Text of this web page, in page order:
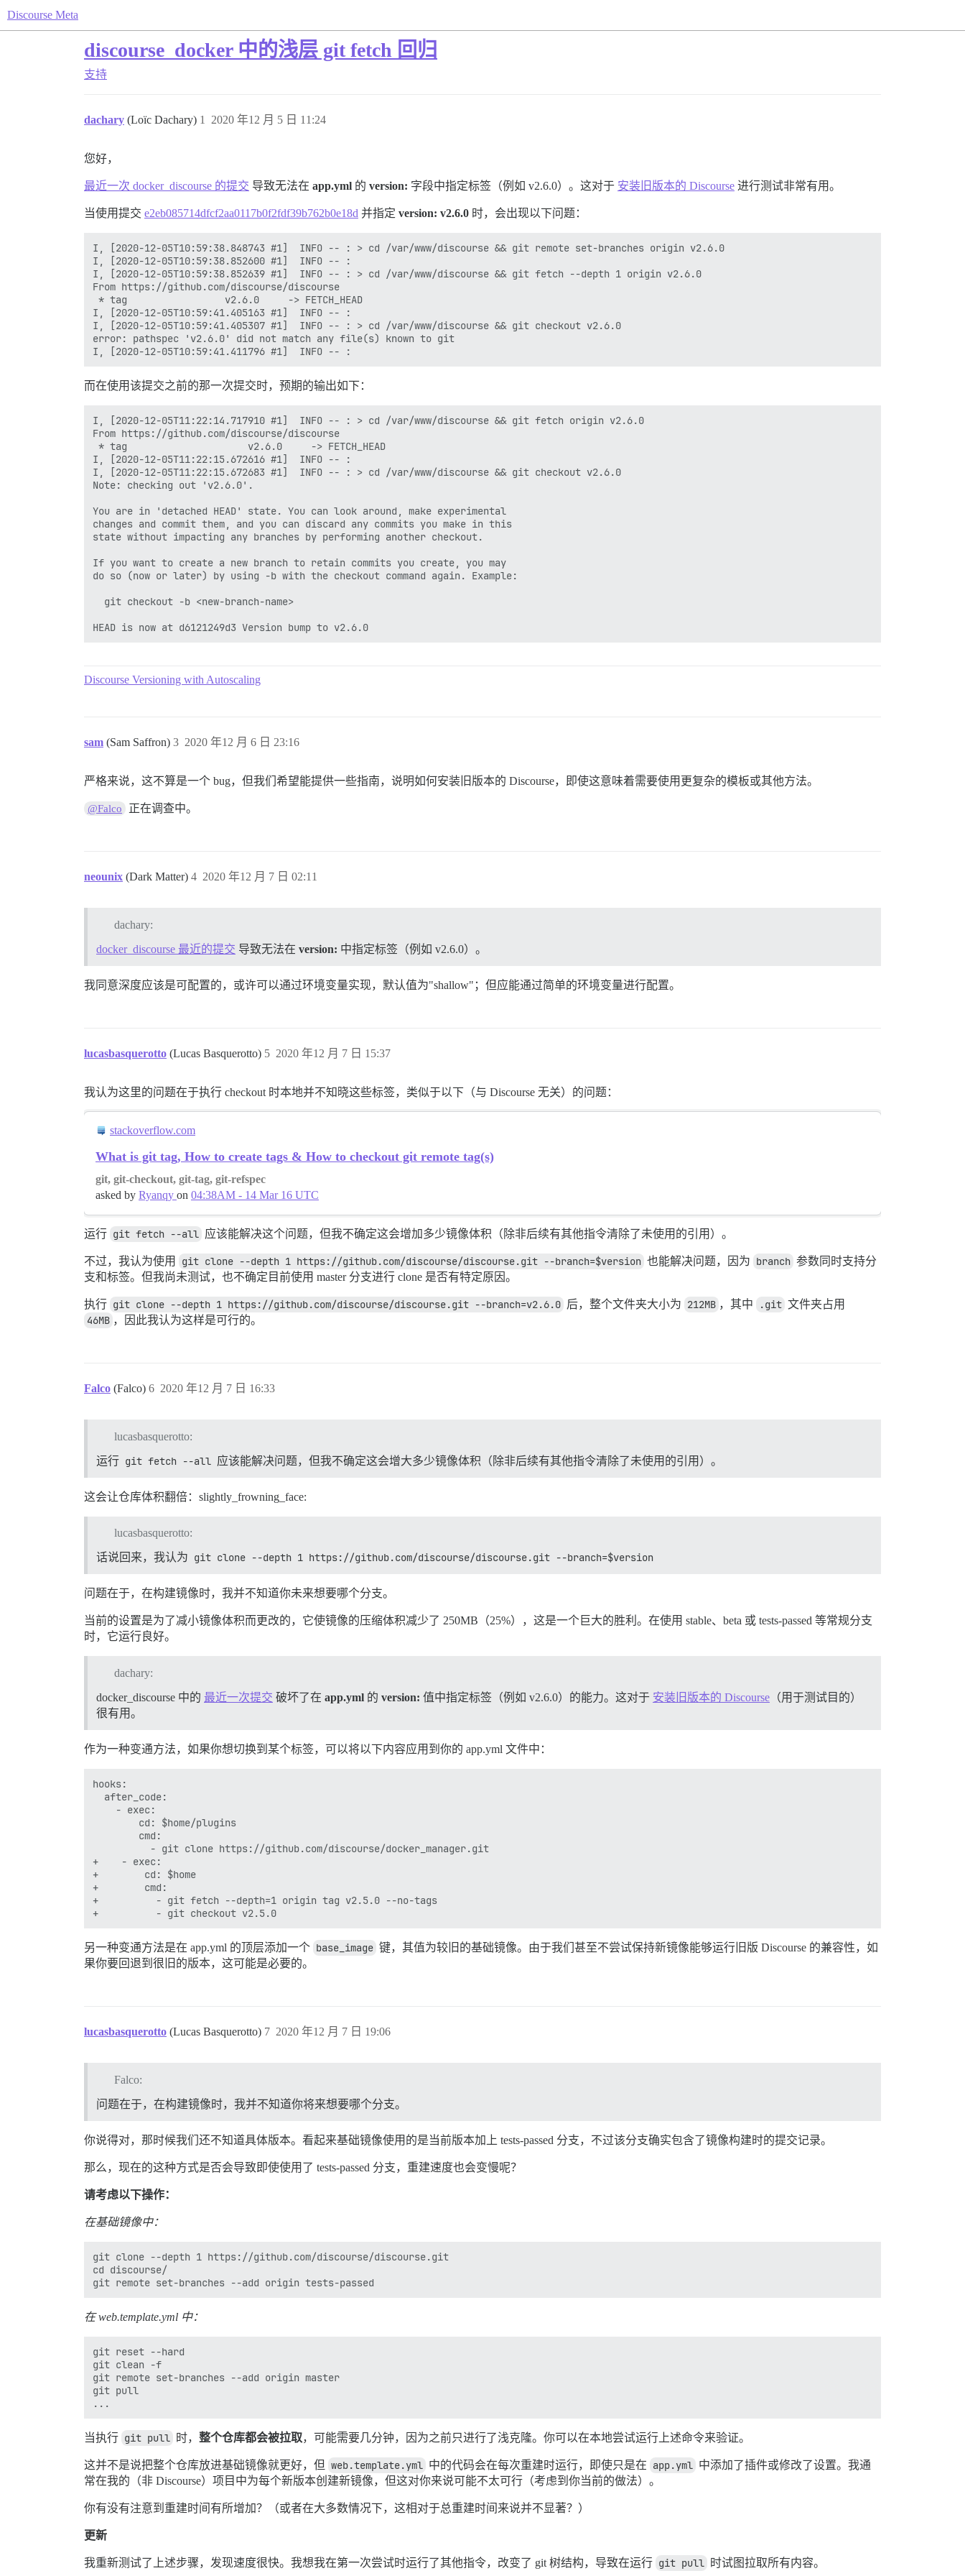
Discourse Meta
discourse_docker 中的浅层 git fetch 回归
支持
dachary (Loïc Dachary) 2020 年12 月 5 日 11:24
1
您好，
最近一次 docker_discourse 的提交 导致无法在 app.yml 的 version: 字段中指定标签（例如 v2.6.0）。这对于 安装旧版本的 Discourse 进行测试非常有用。
当使用提交 e2eb085714dfcf2aa0117b0f2fdf39b762b0e18d 并指定 version: v2.6.0 时，会出现以下问题：
I, [2020-12-05T10:59:38.848743 #1]  INFO -- : > cd /var/www/discourse && git remote set-branches origin v2.6.0
I, [2020-12-05T10:59:38.852600 #1]  INFO -- :
I, [2020-12-05T10:59:38.852639 #1]  INFO -- : > cd /var/www/discourse && git fetch --depth 1 origin v2.6.0
From https://github.com/discourse/discourse
* tag                 v2.6.0     -> FETCH_HEAD
I, [2020-12-05T10:59:41.405163 #1]  INFO -- :
I, [2020-12-05T10:59:41.405307 #1]  INFO -- : > cd /var/www/discourse && git checkout v2.6.0
error: pathspec 'v2.6.0' did not match any file(s) known to git
而在使用该提交之前的那一次提交时，预期的输出如下：
I, [2020-12-05T11:22:14.717910 #1]  INFO -- : > cd /var/www/discourse && git fetch origin v2.6.0
From https://github.com/discourse/discourse
* tag                     v2.6.0     -> FETCH_HEAD
I, [2020-12-05T11:22:15.672616 #1]  INFO -- :
I, [2020-12-05T11:22:15.672683 #1]  INFO -- : > cd /var/www/discourse && git checkout v2.6.0
Note: checking out 'v2.6.0'.
You are in 'detached HEAD' state. You can look around, make experimental
changes and commit them, and you can discard any commits you make in this
state without impacting any branches by performing another checkout.
If you want to create a new branch to retain commits you create, you may
do so (now or later) by using -b with the checkout command again. Example:
  git checkout -b <new-branch-name>
Discourse Versioning with Autoscaling
sam (Sam Saffron) 2020 年12 月 6 日 23:16
3
严格来说，这不算是一个 bug，但我们希望能提供一些指南，说明如何安装旧版本的 Discourse，即使这意味着需要使用更复杂的模板或其他方法。
@Falco 正在调查中。
neounix (Dark Matter) 2020 年12 月 7 日 02:11
4
dachary:
docker_discourse 最近的提交 导致无法在 version: 中指定标签（例如 v2.6.0）。
我同意深度应该是可配置的，或许可以通过环境变量实现，默认值为"shallow"；但应能通过简单的环境变量进行配置。
lucasbasquerotto (Lucas Basquerotto) 2020 年12 月 7 日 15:37
5
我认为这里的问题在于执行 checkout 时本地并不知晓这些标签，类似于以下（与 Discourse 无关）的问题：
stackoverflow.com
What is git tag, How to create tags & How to checkout git remote tag(s)
git, git-checkout, git-tag, git-refspec
asked by Ryanqy on 04:38AM - 14 Mar 16 UTC
运行 git fetch --all 应该能解决这个问题，但我不确定这会增加多少镜像体积（除非后续有其他指令清除了未使用的引用）。
不过，我认为使用 git clone --depth 1 https://github.com/discourse/discourse.git --branch=$version 也能解决问题，因为 branch 参数同时支持分
支和标签。但我尚未测试，也不确定目前使用 master 分支进行 clone 是否有特定原因。
执行 git clone --depth 1 https://github.com/discourse/discourse.git --branch=v2.6.0 后，整个文件夹大小为 212MB ，其中 .git 文件夹占用
46MB ，因此我认为这样是可行的。
Falco (Falco) 2020 年12 月 7 日 16:33
6
lucasbasquerotto:
运行 git fetch --all 应该能解决问题，但我不确定这会增大多少镜像体积（除非后续有其他指令清除了未使用的引用）。
这会让仓库体积翻倍：slightly_frowning_face:
lucasbasquerotto:
话说回来，我认为 git clone --depth 1 https://github.com/discourse/discourse.git --branch=$version
问题在于，在构建镜像时，我并不知道你未来想要哪个分支。
当前的设置是为了减小镜像体积而更改的，它使镜像的压缩体积减少了 250MB（25%），这是一个巨大的胜利。在使用 stable、beta 或 tests-passed 等常规分支
时，它运行良好。
dachary:
docker_discourse 中的 最近一次提交 破坏了在 app.yml 的 version: 值中指定标签（例如 v2.6.0）的能力。这对于 安装旧版本的 Discourse （用于测试目的）
很有用。
作为一种变通方法，如果你想切换到某个标签，可以将以下内容应用到你的 app.yml 文件中：
hooks:
  after_code:
    - exec:
        cd: $home/plugins
        cmd:
          - git clone https://github.com/discourse/docker_manager.git
+    - exec:
+        cd: $home
+        cmd:
+          - git fetch --depth=1 origin tag v2.5.0 --no-tags
另一种变通方法是在 app.yml 的顶层添加一个 base_image 键，其值为较旧的基础镜像。由于我们甚至不尝试保持新镜像能够运行旧版 Discourse 的兼容性，如
果你要回退到很旧的版本，这可能是必要的。
lucasbasquerotto (Lucas Basquerotto) 2020 年12 月 7 日 19:06
7
Falco:
问题在于，在构建镜像时，我并不知道你将来想要哪个分支。
你说得对，那时候我们还不知道具体版本。看起来基础镜像使用的是当前版本加上 tests-passed 分支，不过该分支确实包含了镜像构建时的提交记录。
那么，现在的这种方式是否会导致即使使用了 tests-passed 分支，重建速度也会变慢呢？
请考虑以下操作：
在基础镜像中：
git clone --depth 1 https://github.com/discourse/discourse.git
cd discourse/
在 web.template.yml 中：
git reset --hard
git clean -f
git remote set-branches --add origin master
git pull
当执行 git pull 时， 整个仓库都会被拉取，可能需要几分钟，因为之前只进行了浅克隆。你可以在本地尝试运行上述命令来验证。
这并不是说把整个仓库放进基础镜像就更好，但 web.template.yml 中的代码会在每次重建时运行，即使只是在 app.yml 中添加了插件或修改了设置。我通
常在我的（非 Discourse）项目中为每个新版本创建新镜像，但这对你来说可能不太可行（考虑到你当前的做法）。
你有没有注意到重建时间有所增加？（或者在大多数情况下，这相对于总重建时间来说并不显著？）
更新
我重新测试了上述步骤，发现速度很快。我想我在第一次尝试时运行了其他指令，改变了 git 树结构，导致在运行 git pull 时试图拉取所有内容。